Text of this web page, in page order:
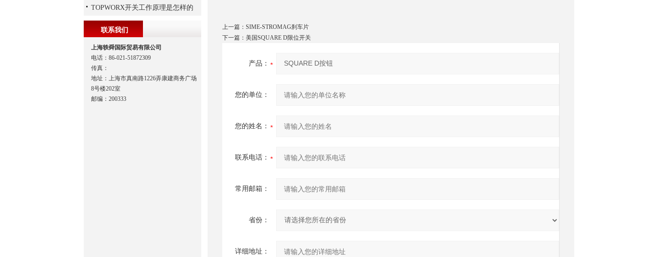
上一篇： SIME-STROMAG刹车片
下一篇： 美国SQUARE D限位开关
产品：
您的单位：
您的姓名：
联系电话：
常用邮箱：
省份：
详细地址：
TOPWORX开关工作原理是怎样的
联系我们
上海轶舜国际贸易有限公司
电话：86-021-51872309
传真：
地址：上海市真南路1226弄康建商务广场
8号楼202室
邮编：200333